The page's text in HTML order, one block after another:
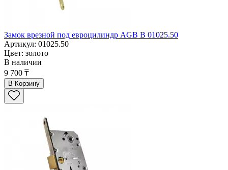
Замок врезной под евроцилиндр AGB B 01025.50
Артикул: 01025.50
Цвет: золото
В наличии
9 700 ₸
В Корзину